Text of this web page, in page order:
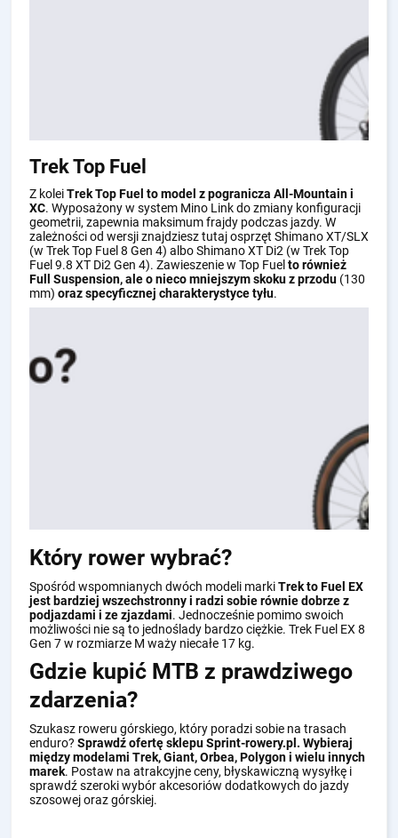
Trek Top Fuel
Z koleiTrek Top Fuel to model z pogranicza All-Mountain i
XC. Wyposażony w system Mino Link do zmiany konfiguracji
geometrii, zapewnia maksimum frajdy podczas jazdy. W
zależności od wersji znajdziesz tutaj osprzęt Shimano XT/SLX
(w Trek Top Fuel 8 Gen 4) albo Shimano XT Di2 (w Trek Top
Fuel 9.8 XT Di2 Gen 4). Zawieszenie w Top Fuel to również
Full Suspension, ale o nieco mniejszym skoku z przodu (130
mm) oraz specyficznej charakterystyce tyłu.
Który rower wybrać?
Spośród wspomnianych dwóch modeli markiTrek to Fuel EX
jest bardziej wszechstronny i radzi sobie równie dobrze z
podjazdami i ze zjazdami. Jednocześnie pomimo swoich
możliwości nie są to jednoślady bardzo ciężkie. Trek Fuel EX 8
Gen 7 w rozmiarze M waży niecałe 17 kg.
Gdzie kupić MTB z prawdziwego
zdarzenia?
Szukasz roweru górskiego, który poradzi sobie na trasach
enduro? Sprawdź ofertę sklepu Sprint-rowery.pl. Wybieraj
między modelami Trek, Giant, Orbea, Polygon i wielu innych
marek. Postaw na atrakcyjne ceny, błyskawiczną wysyłkę i
sprawdź szeroki wybór akcesoriów dodatkowych do jazdy
szosowej oraz górskiej.